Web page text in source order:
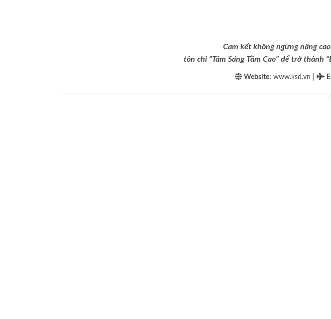
Cam kết không ngừng nâng
tôn chỉ “Tâm Sáng Tầm Cao” để trở thành
Website: www.ksd.vn